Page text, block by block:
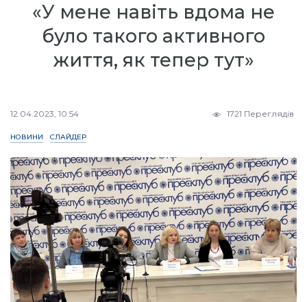
«У мене навіть вдома не
було такого активного
життя, як тепер тут»
12.04.2023, 10:54 1721 Переглядів
НОВИНИ СЛАЙДЕР